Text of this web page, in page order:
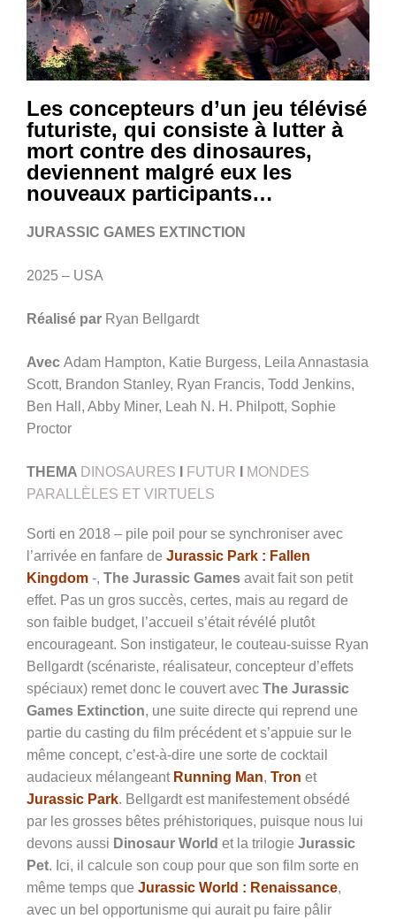
Les concepteurs d’un jeu télévisé
futuriste, qui consiste à lutter à
mort contre des dinosaures,
deviennent malgré eux les
nouveaux participants…
JURASSIC GAMES EXTINCTION
2025 – USA
Réalisé par Ryan Bellgardt
Avec Adam Hampton, Katie Burgess, Leila Annastasia
Scott, Brandon Stanley, Ryan Francis, Todd Jenkins,
Ben Hall, Abby Miner, Leah N. H. Philpott, Sophie
Proctor
THEMA DINOSAURES FUTUR
MONDES
PARALLÈLES ET VIRTUELS
Sorti en 2018 – pile poil pour se synchroniser avec
l’arrivée en fanfare de Jurassic Park : Fallen
Kingdom -, The Jurassic Games avait fait son petit
effet. Pas un gros succès, certes, mais au regard de
son faible budget, l’accueil s’était révélé plutôt
encourageant. Son instigateur, le couteau-suisse Ryan
Bellgardt (scénariste, réalisateur, concepteur d’effets
spéciaux) remet donc le couvert avec The Jurassic
Games Extinction, une suite directe qui reprend une
partie du casting du film précédent et s’appuie sur le
même concept, c’est-à-dire une sorte de cocktail
audacieux mélangeant Running Man, Tron et
Jurassic Park. Bellgardt est manifestement obsédé
par les grosses bêtes préhistoriques, puisque nous lui
devons aussi Dinosaur World et la trilogie Jurassic
Pet. Ici, il calcule son coup pour que son film sorte en
même temps que Jurassic World : Renaissance,
avec un bel opportunisme qui aurait pu faire pâlir